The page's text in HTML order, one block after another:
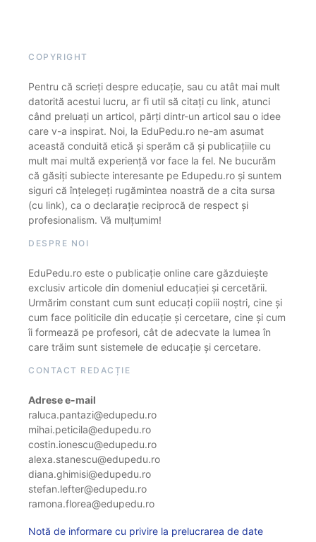
COPYRIGHT
Pentru că scrieți despre educație, sau cu atât mai mult
datorită acestui lucru, ar fi util să citați cu link, atunci
când preluați un articol, părți dintr-un articol sau o idee
care v-a inspirat. Noi, la EduPedu.ro ne-am asumat
această conduită etică și sperăm că și publicațiile cu
mult mai multă experiență vor face la fel. Ne bucurăm
că găsiți subiecte interesante pe Edupedu.ro și suntem
siguri că înțelegeți rugămintea noastră de a cita sursa
(cu link), ca o declarație reciprocă de respect și
profesionalism. Vă mulțumim!
DESPRE NOI
EduPedu.ro este o publicație online care găzduiește
exclusiv articole din domeniul educației și cercetării.
Urmărim constant cum sunt educați copiii noștri, cine și
cum face politicile din educație și cercetare, cine și cum
îi formează pe profesori, cât de adecvate la lumea în
care trăim sunt sistemele de educație și cercetare.
CONTACT REDACȚIE
Adrese e-mail
raluca.pantazi@edupedu.ro
mihai.peticila@edupedu.ro
costin.ionescu@edupedu.ro
alexa.stanescu@edupedu.ro
diana.ghimisi@edupedu.ro
stefan.lefter@edupedu.ro
ramona.florea@edupedu.ro
Notă de informare cu privire la prelucrarea de date